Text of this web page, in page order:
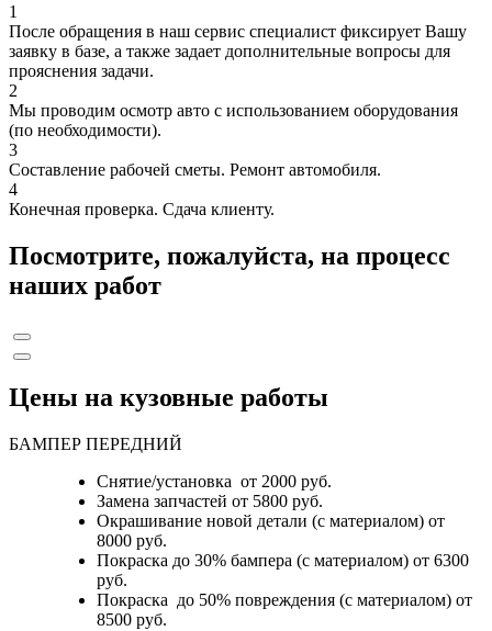
1
После обращения в наш сервис специалист фиксирует Вашу
заявку в базе, а также задает дополнительные вопросы для
прояснения задачи.
2
Мы проводим осмотр авто с использованием оборудования
(по необходимости).
3
Составление рабочей сметы. Ремонт автомобиля.
4
Конечная проверка. Сдача клиенту.
Посмотрите, пожалуйста, на процесс
наших работ
Цены на кузовные работы
БАМПЕР ПЕРЕДНИЙ
Снятие/установка от 2000 руб.
Замена запчастей от 5800 руб.
Окрашивание новой детали (с материалом) от
8000 руб.
Покраска до 30% бампера (с материалом) от 6300
руб.
Покраска до 50% повреждения (с материалом) от
8500 руб.